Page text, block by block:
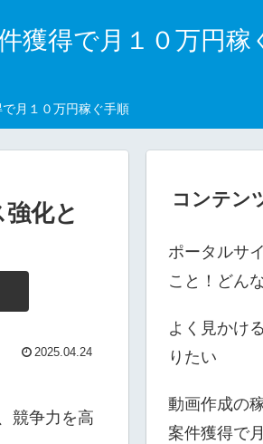
獲得で月１０万円稼
月１０万円稼ぐ手順
化と
2025.04.24
競争力を高
コンテン
ポータルサ
こと！どん
よく見かけ
りたい
動画作成の
案件獲得で